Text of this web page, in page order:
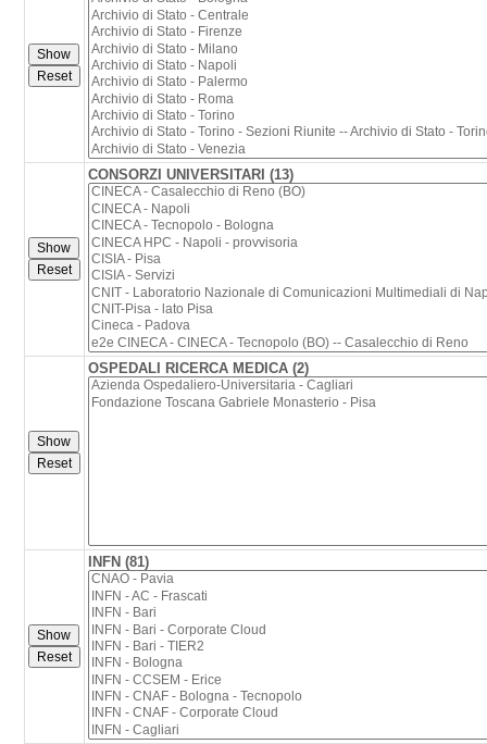
CONSORZI UNIVERSITARI (13)
OSPEDALI RICERCA MEDICA (2)
INFN (81)